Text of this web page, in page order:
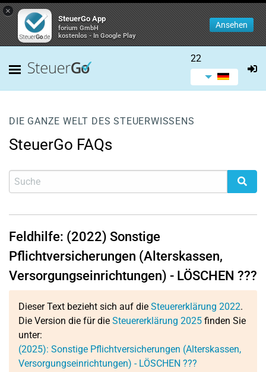
×
SteuerGo App
forium GmbH
kostenlos - In Google Play
Ansehen
22
DIE GANZE WELT DES STEUERWISSENS
SteuerGo FAQs
Feldhilfe: (2022) Sonstige
Pflichtversicherungen (Alterskassen,
Versorgungseinrichtungen) - LÖSCHEN ???
Dieser Text bezieht sich auf die Steuererklärung 2022.
Die Version die für die Steuererklärung 2025 finden Sie
unter:
(2025): Sonstige Pflichtversicherungen (Alterskassen,
Versorgungseinrichtungen) - LÖSCHEN ???